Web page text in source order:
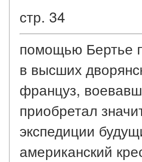
стр. 34
помощью Бертье
в высших
француз,
приобретал
экспедиции
американский